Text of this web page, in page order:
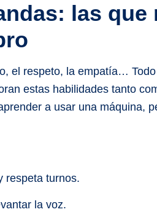
las que
el respeto, la empatía…
estas habilidades tanto
a usar una máquina,
respeta turnos.
la voz.